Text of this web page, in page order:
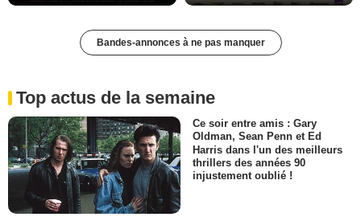
Bandes-annonces à ne pas manquer
Top actus de la semaine
Ce soir entre amis : Gary
Oldman, Sean Penn et Ed
Harris dans l'un des meilleurs
thrillers des années 90
injustement oublié !